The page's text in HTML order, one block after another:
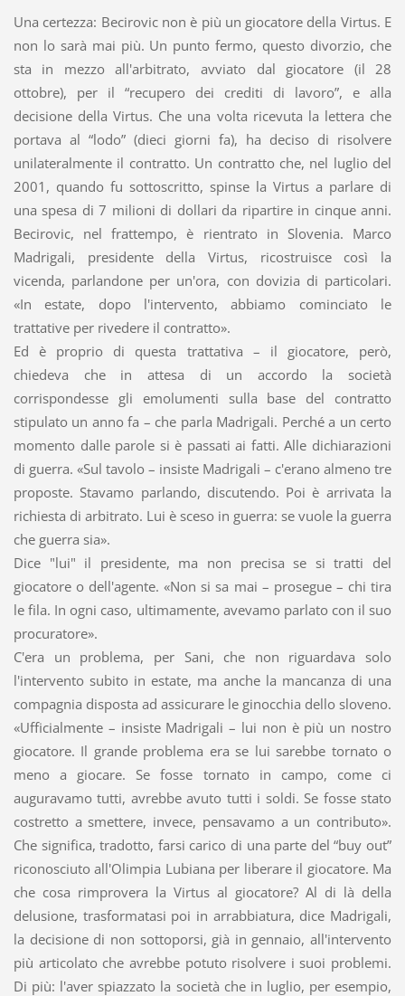
Una certezza: Becirovic non è più un giocatore della Virtus. E
non lo sarà mai più. Un punto fermo, questo divorzio, che
sta in mezzo all'arbitrato, avviato dal giocatore (il 28
ottobre), per il “recupero dei crediti di lavoro”, e alla
decisione della Virtus. Che una volta ricevuta la lettera che
portava al “lodo” (dieci giorni fa), ha deciso di risolvere
unilateralmente il contratto. Un contratto che, nel luglio del
2001, quando fu sottoscritto, spinse la Virtus a parlare di
una spesa di 7 milioni di dollari da ripartire in cinque anni.
Becirovic, nel frattempo, è rientrato in Slovenia. Marco
Madrigali, presidente della Virtus, ricostruisce così la
vicenda, parlandone per un'ora, con dovizia di particolari.
«In estate, dopo l'intervento, abbiamo cominciato le
trattative per rivedere il contratto».
Ed è proprio di questa trattativa – il giocatore, però,
chiedeva che in attesa di un accordo la società
corrispondesse gli emolumenti sulla base del contratto
stipulato un anno fa – che parla Madrigali. Perché a un certo
momento dalle parole si è passati ai fatti. Alle dichiarazioni
di guerra. «Sul tavolo – insiste Madrigali – c'erano almeno tre
proposte. Stavamo parlando, discutendo. Poi è arrivata la
richiesta di arbitrato. Lui è sceso in guerra: se vuole la guerra
che guerra sia».
Dice "lui" il presidente, ma non precisa se si tratti del
giocatore o dell'agente. «Non si sa mai – prosegue – chi tira
le fila. In ogni caso, ultimamente, avevamo parlato con il suo
procuratore».
C'era un problema, per Sani, che non riguardava solo
l'intervento subito in estate, ma anche la mancanza di una
compagnia disposta ad assicurare le ginocchia dello sloveno.
«Ufficialmente – insiste Madrigali – lui non è più un nostro
giocatore. Il grande problema era se lui sarebbe tornato o
meno a giocare. Se fosse tornato in campo, come ci
auguravamo tutti, avrebbe avuto tutti i soldi. Se fosse stato
costretto a smettere, invece, pensavamo a un contributo».
Che significa, tradotto, farsi carico di una parte del “buy out”
riconosciuto all'Olimpia Lubiana per liberare il giocatore. Ma
che cosa rimprovera la Virtus al giocatore? Al di là della
delusione, trasformatasi poi in arrabbiatura, dice Madrigali,
la decisione di non sottoporsi, già in gennaio, all'intervento
più articolato che avrebbe potuto risolvere i suoi problemi.
Di più: l'aver spiazzato la società che in luglio, per esempio,